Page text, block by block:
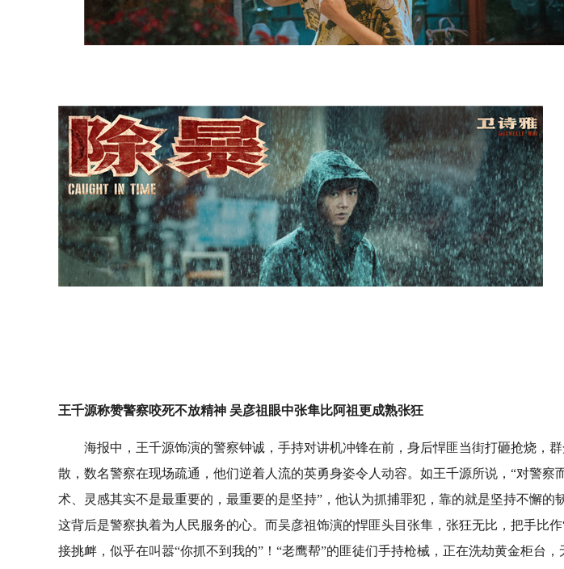
王千源称赞警察咬死不放精神 吴彦祖眼中张隼比阿祖更成熟张狂
海报中，王千源饰演的警察钟诚，手持对讲机冲锋在前，身后悍匪当街打砸抢烧，
散，数名警察在现场疏通，他们逆着人流的英勇身姿令人动容。如王千源所说，“对警察
术、灵感其实不是最重要的，最重要的是坚持”，他认为抓捕罪犯，靠的就是坚持不懈的
这背后是警察执着为人民服务的心。而吴彦祖饰演的悍匪头目张隼，张狂无比，把手比作
接挑衅，似乎在叫嚣“你抓不到我的”！“老鹰帮”的匪徒们手持枪械，正在洗劫黄金柜台，